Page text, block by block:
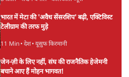
भारत में मेटा की 'अवैध सेंसरशिप' बढ़ी, एक्टिविस्ट
टेलीग्राम की तरफ मुड़े
11 Min• देश• यूसुफ किरमानी
जेन-ज़ी के लिए नहीं, संघ की राजनैतिक हेजेमनी
बचाने आए हैं मोहन भागवत!